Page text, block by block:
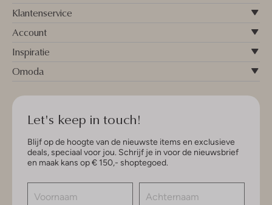
Klantenservice
Account
Inspiratie
Omoda
Let's keep in touch!
Blijf op de hoogte van de nieuwste items en exclusieve
deals, speciaal voor jou. Schrijf je in voor de nieuwsbrief
en maak kans op € 150,- shoptegoed.